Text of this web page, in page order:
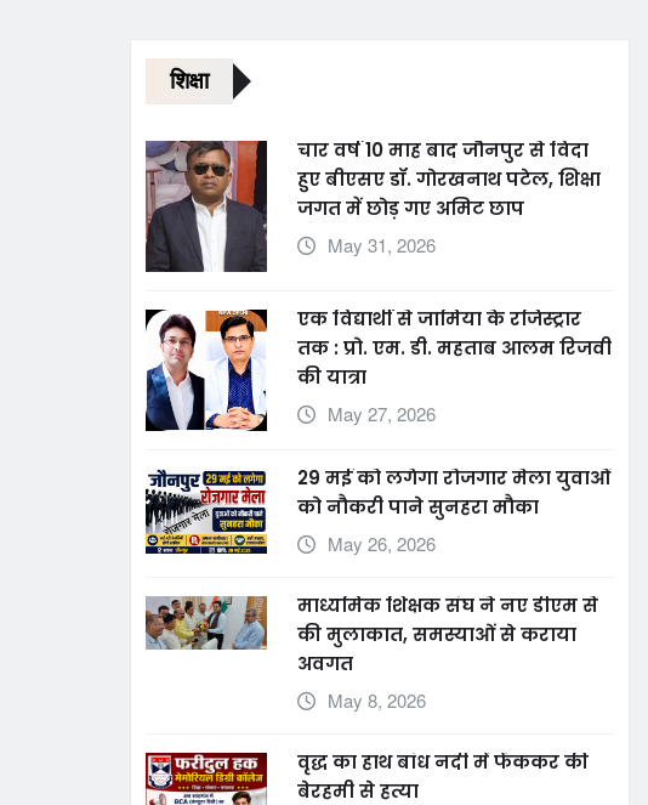
शिक्षा
चार वर्ष 10 माह बाद जौनपुर से विदा
हुए बीएसए डॉ. गोरखनाथ पटेल, शिक्षा
जगत में छोड़ गए अमिट छाप
May 31, 2026
एक विद्यार्थी से जामिया के रजिस्ट्रार
तक : प्रो. एम. डी. महताब आलम रिजवी
की यात्रा
May 27, 2026
29 मई को लगेगा रोजगार मेला युवाओं
को नौकरी पाने सुनहरा मौका
May 26, 2026
माध्यमिक शिक्षक संघ ने नए डीएम से
की मुलाकात, समस्याओं से कराया
अवगत
May 8, 2026
वृद्ध का हाथ बांध नदी में फेंककर की
बेरहमी से हत्या